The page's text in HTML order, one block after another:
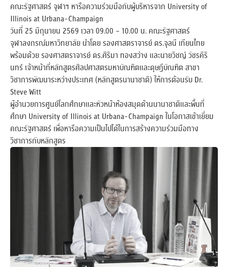
คณะรัฐศาสตร์ จุฬาฯ หารือความร่วมมือกับผู้บริหารจาก University of
Illinois at Urbana-Champaign
วันที่ 25 มิถุนายน 2569 เวลา 09.00 – 10.00 น. คณะรัฐศาสตร์
จุฬาลงกรณ์มหาวิทยาลัย นำโดย รองศาสตราจารย์ ดร.จุลนี เทียนไทย
พร้อมด้วย รองศาสตราจารย์ ดร.ศิริมา ทองสว่าง และนายวิชญ์ วัชรคิริ
นทร์ เจ้าหน้าที่หลักสูตรศิลปศาสตรมหาบัณฑิตและดุษฎีบัณฑิต สาขา
วิชาการพัฒนาระหว่างประเทศ (หลักสูตรนานาชาติ) ให้การต้อนรับ Dr.
Steve Witt
ผู้อำนวยการศูนย์โลกศึกษาและหัวหน้าห้องสมุดด้านนานาชาติและพื้นที่
ศึกษา University of Illinois at Urbana-Champaign ในโอกาสเข้าเยี่ยม
คณะรัฐศาสตร์ เพื่อหารือความเป็นไปได้ในการสร้างความร่วมมือทาง
วิชาการกับหลักสูตร